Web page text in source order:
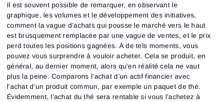
Il est souvent possible de remarquer, en observant le
graphique, les volumes et le développement des initiatives,
comment la vague d’achats qui pousse le marché vers le haut
est brusquement remplacée par une vague de ventes, et le prix
perd toutes les positions gagnées. À de tels moments, vous
pouvez vous surprendre à vouloir acheter. Cela se produit, en
général, au dernier moment, alors qu’en réalité cela ne vaut
plus la peine. Comparons l’achat d’un actif financier avec
l’achat d’un produit commun, par exemple un paquet de thé.
Évidemment, l’achat du thé sera rentable si vous l’achetez à